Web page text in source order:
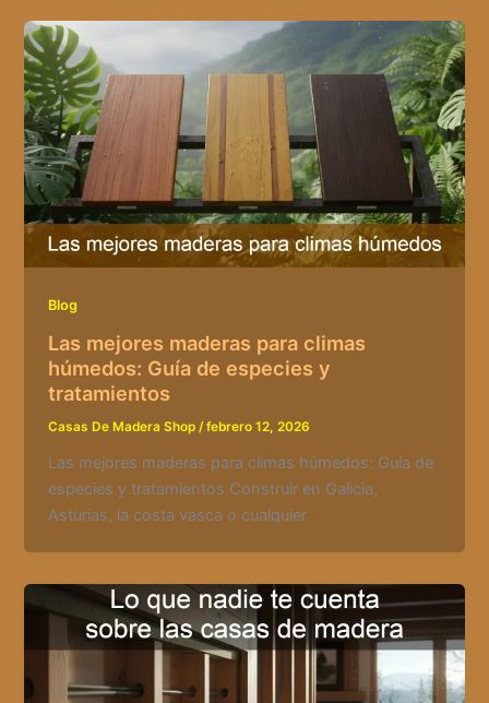
Blog
Las mejores maderas para climas
húmedos: Guía de especies y
tratamientos
Casas De Madera Shop/febrero 12, 2026
Las mejores maderas para climas húmedos: Guía de
especies y tratamientos Construir en Galicia,
Asturias, la costa vasca o cualquier